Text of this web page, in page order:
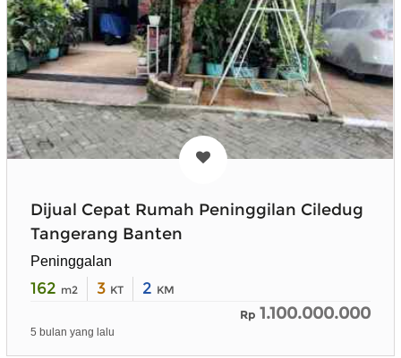
Dijual Cepat Rumah Peninggilan Ciledug
Tangerang Banten
Peninggalan
162 m2 3 KT 2 KM
Rp 1.100.000.000
5 bulan yang lalu